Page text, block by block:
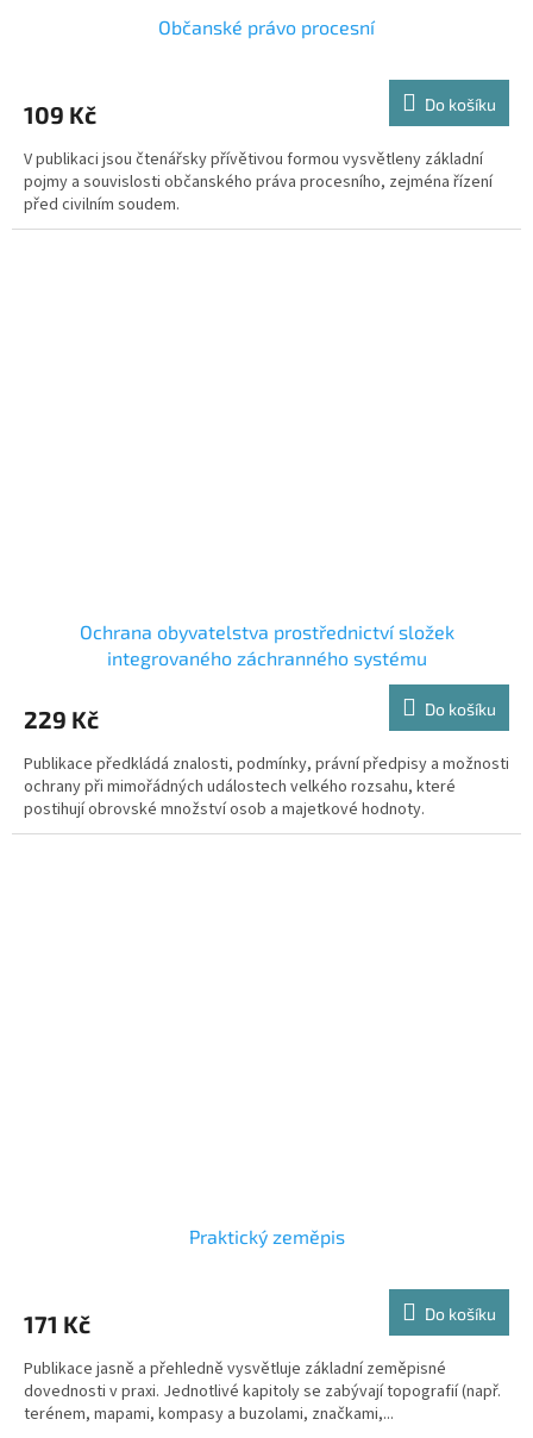
Občanské právo procesní
109 Kč Do košíku
V publikaci jsou čtenářsky přívětivou formou vysvětleny základní
pojmy a souvislosti občanského práva procesního, zejména řízení
před civilním soudem.
Ochrana obyvatelstva prostřednictví složek
integrovaného záchranného systému
229 Kč Do košíku
Publikace předkládá znalosti, podmínky, právní předpisy a možnosti
ochrany při mimořádných událostech velkého rozsahu, které
postihují obrovské množství osob a majetkové hodnoty.
Praktický zeměpis
171 Kč Do košíku
Publikace jasně a přehledně vysvětluje základní zeměpisné
dovednosti v praxi. Jednotlivé kapitoly se zabývají topografií (např.
terénem, mapami, kompasy a buzolami, značkami,...